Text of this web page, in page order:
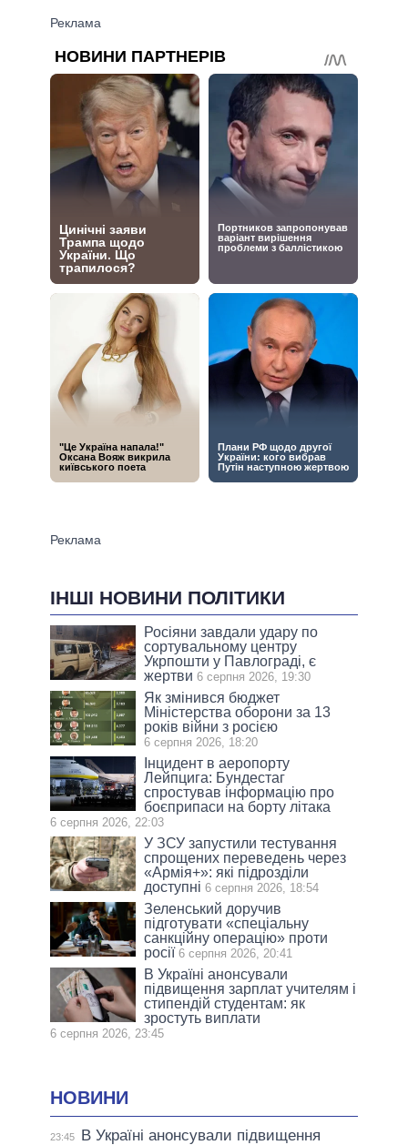
ІНШІ НОВИНИ ПОЛІТИКИ
Росіяни завдали удару по
сортувальному центру
Укрпошти у Павлограді, є
жертви 6 серпня 2026, 19:30
Як змінився бюджет
Міністерства оборони за 13
років війни з росією
6 серпня 2026, 18:20
Інцидент в аеропорту
Лейпцига: Бундестаг
спростував інформацію про
боєприпаси на борту літака
6 серпня 2026, 22:03
У ЗСУ запустили тестування
спрощених переведень через
«Армія+»: які підрозділи
доступні 6 серпня 2026, 18:54
Зеленський доручив
підготувати «спеціальну
санкційну операцію» проти
росії 6 серпня 2026, 20:41
В Україні анонсували
підвищення зарплат учителям і
стипендій студентам: як
зростуть виплати
6 серпня 2026, 23:45
НОВИНИ
23:45
В Україні анонсували підвищення